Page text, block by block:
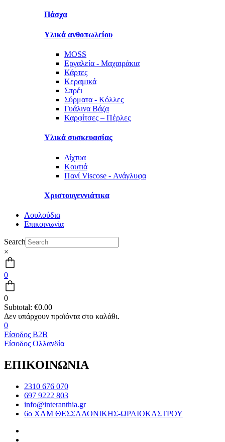
Πάσχα
Υλικά ανθοπωλείου
MOSS
Εργαλεία - Μαχαιράκια
Κάρτες
Κεραμικά
Σπρέι
Σύρματα - Κόλλες
Γυάλινα Βάζα
Καρφίτσες – Πέρλες
Υλικά συσκευασίας
Δίχτυα
Κουτιά
Πανί Viscose - Ανάγλυφα
Χριστουγεννιάτικα
Λουλούδια
Επικοινωνία
Search
×
0
0
Subtotal: €0.00
0
Είσοδος B2B
Είσοδος Ολλανδία
ΕΠΙΚΟΙΝΩΝΙΑ
2310 676 070
697 9222 803
info@interanthia.gr
6ο ΧΛΜ ΘΕΣΣΑΛΟΝΙΚΗΣ-ΩΡΑΙΟΚΑΣΤΡΟΥ